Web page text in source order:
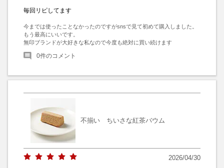
毎回リピしてます
今までは使ったことなかったのですがsnsで見て初めて購入しました。
もう最高にいいです。
無印ブランドが大好きな私なので今度も絶対に買い続けます
0件のコメント
不揃い ちいさな紅茶バウム
2026/04/30